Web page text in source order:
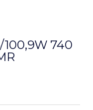
100,9W 740